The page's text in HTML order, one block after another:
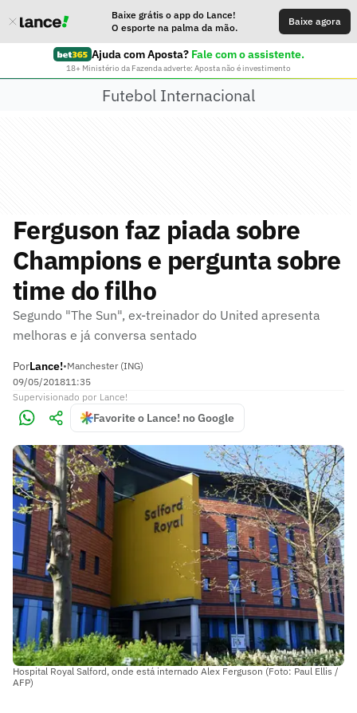
Baixe grátis o app do Lance!
O esporte na palma da mão.
Baixe agora
Ajuda com Aposta? Fale com o assistente.
18+ Ministério da Fazenda adverte: Aposta não é investimento
Futebol Internacional
Ferguson faz piada sobre
Champions e pergunta sobre
time do filho
Segundo "The Sun", ex-treinador do United apresenta
melhoras e já conversa sentado
PorLance!•Manchester (ING)
09/05/201811:35
Supervisionado por Lance!
Favorite o Lance! no Google
Hospital Royal Salford, onde está internado Alex Ferguson (Foto: Paul Ellis /
AFP)